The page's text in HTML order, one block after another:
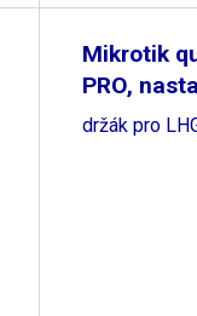
Mikrotik
PRO,
držák pro